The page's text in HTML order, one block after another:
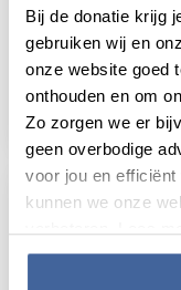
Bij de donatie krijg
gebruiken wij en
onze website goed
onthouden en om
Zo zorgen we er
geen overbodige
voor jou en
kunnen we onze
Wijziging
15 februari 2024
lees nieuws